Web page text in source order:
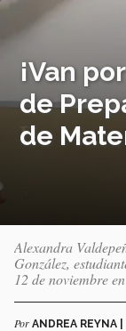
¡Van
de
de
Alexandra
González,
12 de noviembre
Por ANDREA REYNA